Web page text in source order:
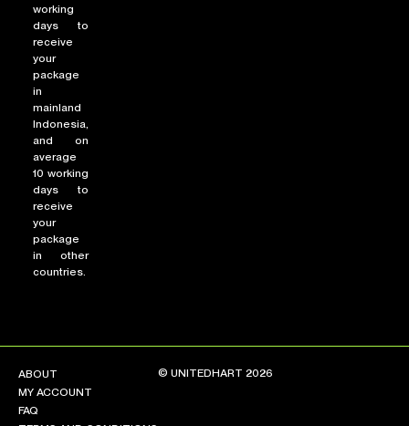
working
days to
receive
your
package
in
mainland
Indonesia,
and on
average
10 working
days to
receive
your
package
in other
countries.
ABOUT
MY ACCOUNT
FAQ
© UNITEDHART 2026